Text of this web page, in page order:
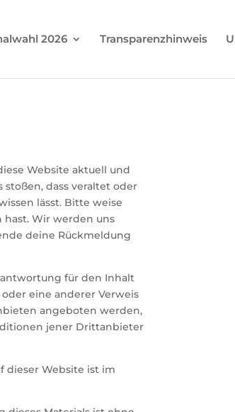
2026 Transparenzhinweis
Website aktuell und
dass veraltet oder
lässt. Bitte weise
hast. Wir werden uns
deine Rückmeldung
für den Inhalt
eine anderer Verweis
angeboten werden,
jener Drittanbieter
dieser Website ist im